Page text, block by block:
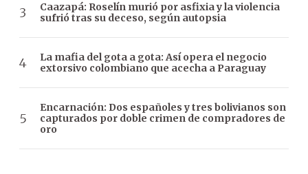
Caazapá: Roselín murió por asfixia y la violencia
sufrió tras su deceso, según autopsia
La mafia del gota a gota: Así opera el negocio
extorsivo colombiano que acecha a Paraguay
Encarnación: Dos españoles y tres bolivianos son
capturados por doble crimen de compradores de
oro